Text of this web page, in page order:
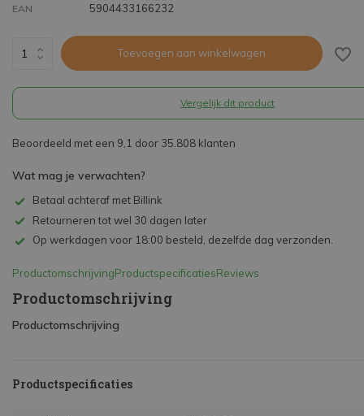
EAN 5904433166232
Toevoegen aan winkelwagen
Vergelijk dit product
Beoordeeld met een 9,1 door 35.808 klanten
Wat mag je verwachten?
Betaal achteraf met Billink
Retourneren tot wel 30 dagen later
Op werkdagen voor 18:00 besteld, dezelfde dag verzonden.
ProductomschrijvingProductspecificatiesReviews
Productomschrijving
Productomschrijving
Productspecificaties